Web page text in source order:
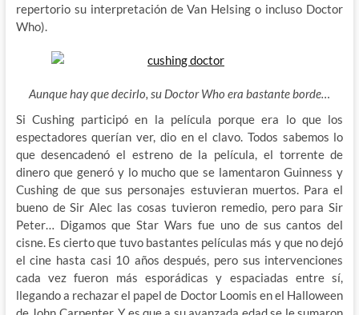
repertorio su interpretación de Van Helsing o incluso Doctor
Who).
Aunque hay que decirlo, su Doctor Who era bastante borde…
Si Cushing participó en la película porque era lo que los
espectadores querían ver, dio en el clavo. Todos sabemos lo
que desencadenó el estreno de la película, el torrente de
dinero que generó y lo mucho que se lamentaron Guinness y
Cushing de que sus personajes estuvieran muertos. Para el
bueno de Sir Alec las cosas tuvieron remedio, pero para Sir
Peter… Digamos que Star Wars fue uno de sus cantos del
cisne. Es cierto que tuvo bastantes películas más y que no dejó
el cine hasta casi 10 años después, pero sus intervenciones
cada vez fueron más esporádicas y espaciadas entre sí,
llegando a rechazar el papel de Doctor Loomis en el Halloween